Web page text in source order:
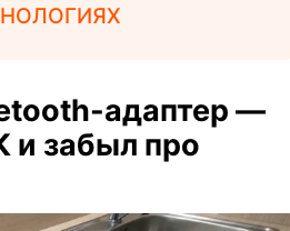
адаптер —
и забыл про